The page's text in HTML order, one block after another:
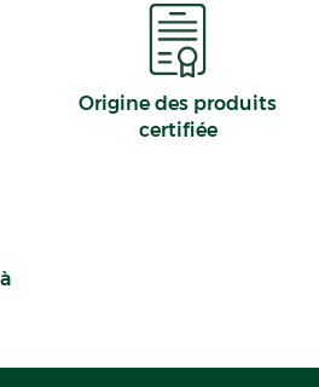
Origine des produits
certifiée